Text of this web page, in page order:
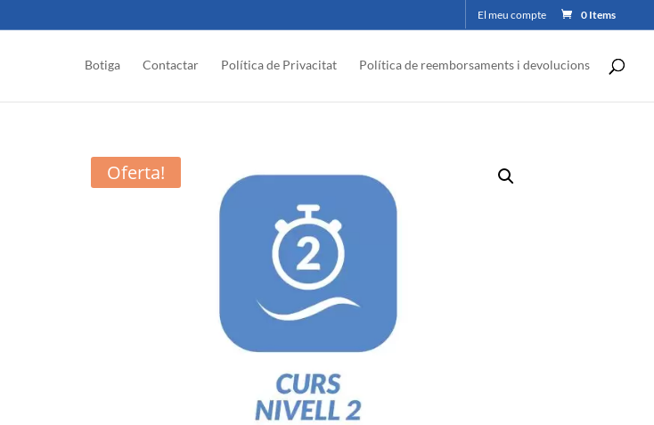
El meu compte 0 Items
Botiga Contactar Política de Privacitat Política de reemborsaments i devolucions
Oferta!